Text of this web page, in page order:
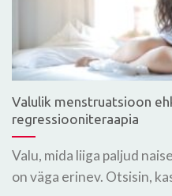
Valulik menstruatsioon
regressiooniteraapia
Valu, mida liiga paljud
on väga erinev. Otsisin,